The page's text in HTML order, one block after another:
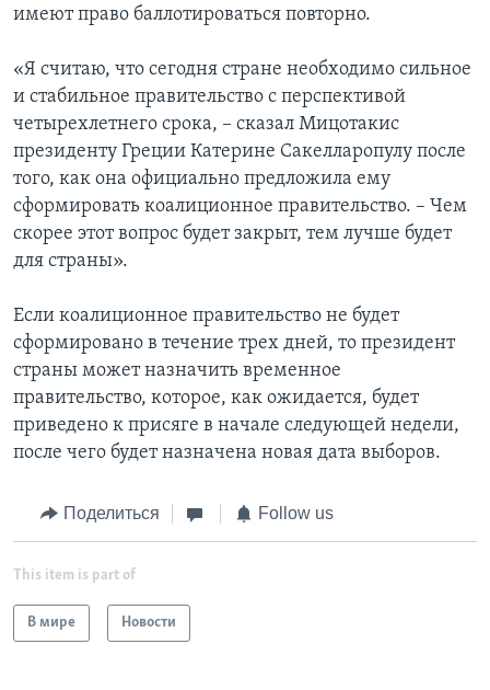
имеют право баллотироваться повторно.
«Я считаю, что сегодня стране необходимо сильное
и стабильное правительство с перспективой
четырехлетнего срока, – сказал Мицотакис
президенту Греции Катерине Сакелларопулу после
того, как она официально предложила ему
сформировать коалиционное правительство. – Чем
скорее этот вопрос будет закрыт, тем лучше будет
для страны».
Если коалиционное правительство не будет
сформировано в течение трех дней, то президент
страны может назначить временное
правительство, которое, как ожидается, будет
приведено к присяге в начале следующей недели,
после чего будет назначена новая дата выборов.
Поделиться Follow us
This item is part of
В мире Новости